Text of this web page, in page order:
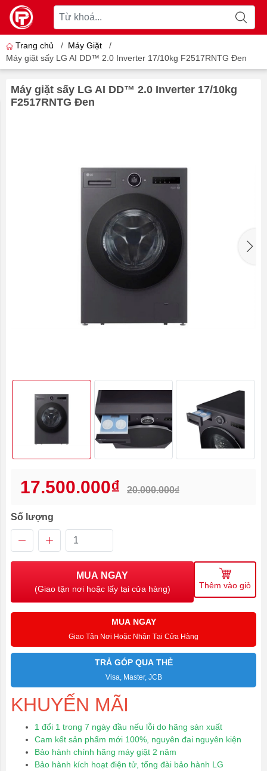
Trang chủ / Máy Giặt
/
Máy giặt sấy LG AI DD™ 2.0 Inverter 17/10kg F2517RNTG Đen
Máy giặt sấy LG AI DD™ 2.0 Inverter 17/10kg
F2517RNTG Đen
17.500.000₫ 20.000.000₫
Số lượng
MUA NGAY
(Giao tận nơi hoặc lấy tại cửa hàng) Thêm vào giỏ
MUA NGAY
Giao Tận Nơi Hoặc Nhận Tại Cửa Hàng
TRẢ GÓP QUA THẺ
Visa, Master, JCB
KHUYẾN MÃI
1 đổi 1 trong 7 ngày đầu nếu lỗi do hãng sản xuất
Cam kết sản phẩm mới 100%, nguyên đai nguyên kiện
Bảo hành chính hãng máy giặt 2 năm
Bảo hành kích hoạt điện tử, tổng đài bảo hành LG